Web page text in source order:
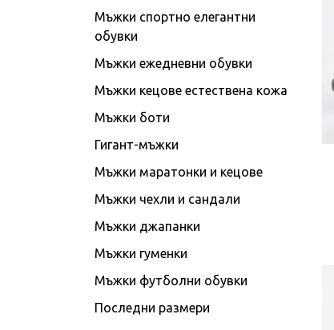
Мъжки спортно елегантни
обувки
Мъжки ежедневни обувки
Мъжки кецове естествена кожа
Мъжки боти
Гигант-мъжки
Мъжки маратонки и кецове
Мъжки чехли и сандали
Мъжки джапанки
Мъжки гуменки
Мъжки футболни обувки
Последни размери